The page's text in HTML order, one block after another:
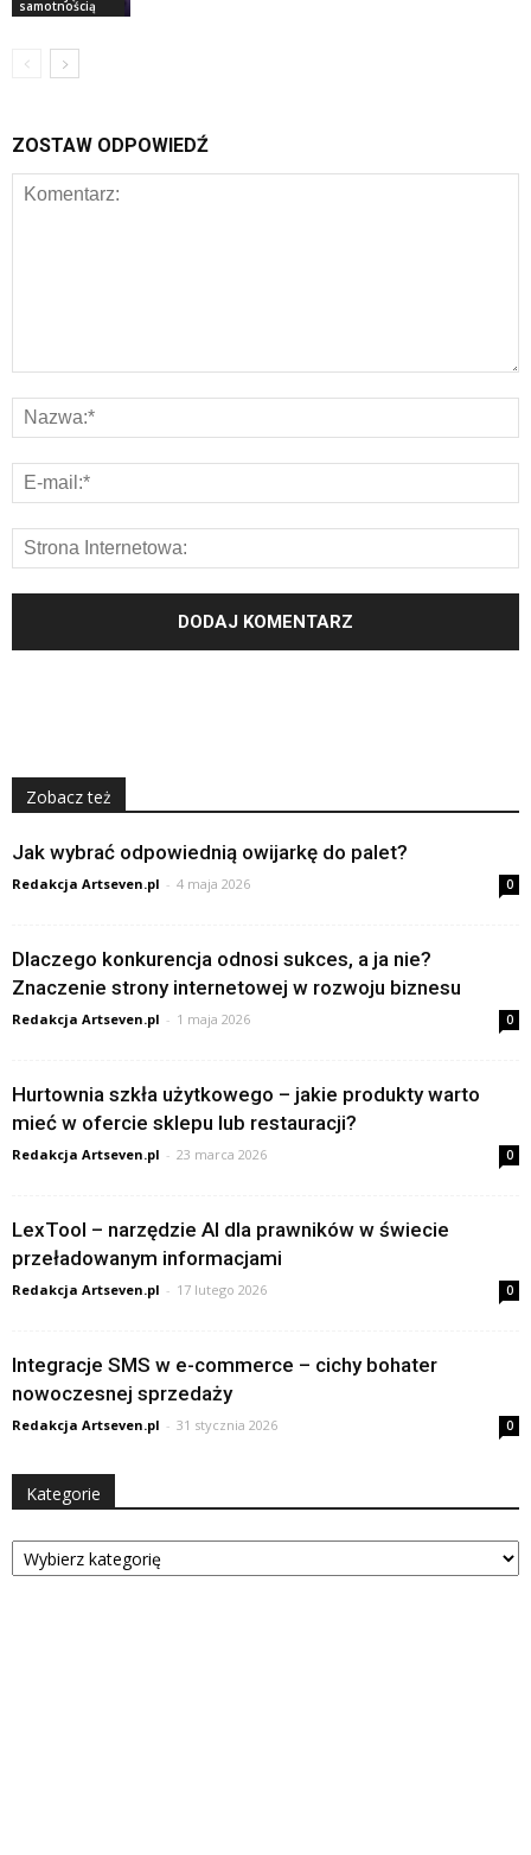
samotnością
ZOSTAW ODPOWIEDŹ
Zobacz też
Jak wybrać odpowiednią owijarkę do palet?
Redakcja Artseven.pl - 4 maja 2026 0
Dlaczego konkurencja odnosi sukces, a ja nie?
Znaczenie strony internetowej w rozwoju biznesu
Redakcja Artseven.pl - 1 maja 2026 0
Hurtownia szkła użytkowego – jakie produkty warto
mieć w ofercie sklepu lub restauracji?
Redakcja Artseven.pl - 23 marca 2026 0
LexTool – narzędzie AI dla prawników w świecie
przeładowanym informacjami
Redakcja Artseven.pl - 17 lutego 2026 0
Integracje SMS w e-commerce – cichy bohater
nowoczesnej sprzedaży
Redakcja Artseven.pl - 31 stycznia 2026 0
Kategorie
Kategorie